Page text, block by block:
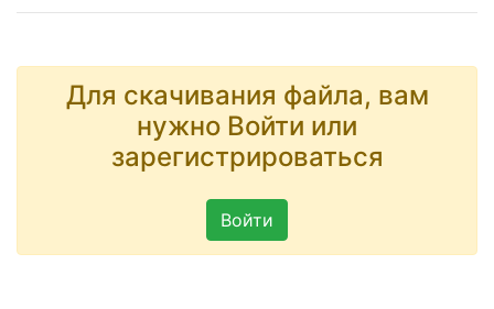
Для скачивания файла, вам
нужно Войти или
зарегистрироваться
Войти